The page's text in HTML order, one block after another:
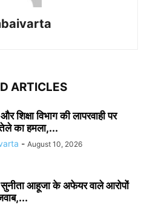
ARTICLES
शिक्षा विभाग की लापरवाही पर
का हमला,...
- August 10, 2026
सुनीता आहूजा के अफेयर वाले आरोपों